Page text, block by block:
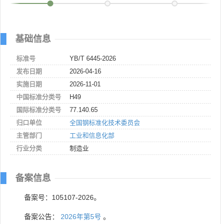
基础信息
标准号
YB/T 6445-2026
发布日期
2026-04-16
实施日期
2026-11-01
中国标准分类号
H49
国际标准分类号
77.140.65
归口单位
全国钢标准化技术委员会
主管部门
工业和信息化部
行业分类
制造业
备案信息
备案号：105107-2026。
备案公告： 2026年第5号 。